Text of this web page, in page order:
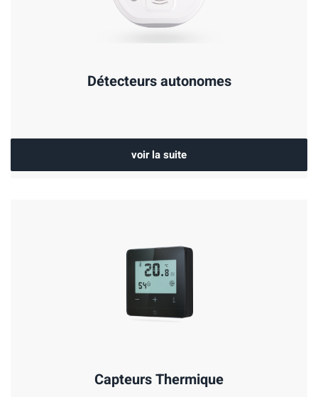
Détecteurs autonomes
voir la suite
Capteurs Thermique